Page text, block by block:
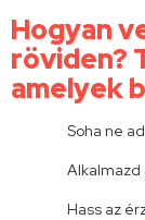
Hogyan
röviden?
amelyek
Soha ne
Alkalmazd
Hass az